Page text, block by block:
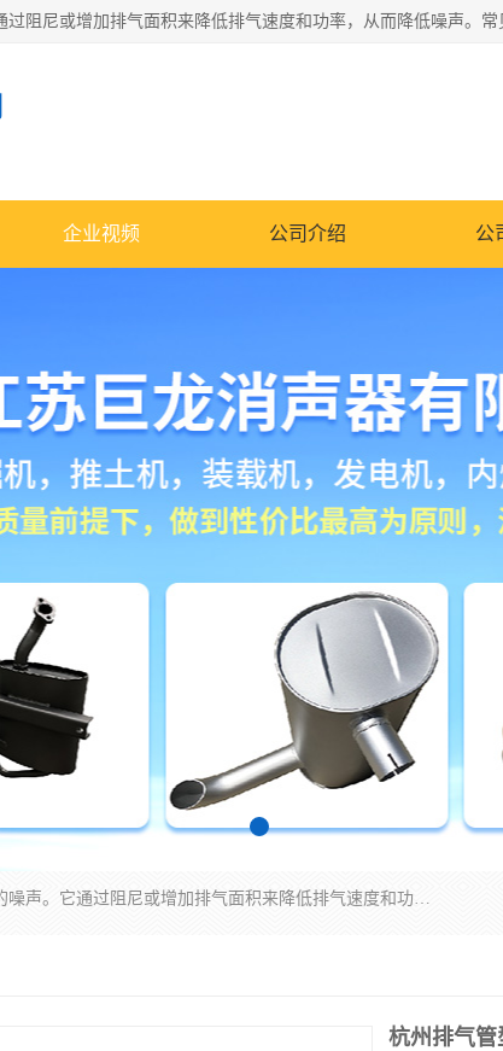
企业视频 公司介绍 公
消音器主要用于降低机械设备或枪械等产生的噪声。它通过阻尼或增加排气面积来降低排气速度和功率，从而降低噪声。常见的消音器类型包括阻性消声器、抗性消声器、共振消声器以及阻抗复合式消声器等。这些消音器各有特点，适用于不同频率的噪声消除。
杭州排气管